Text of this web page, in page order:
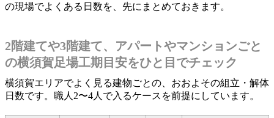
の現場でよくある日数を、先にまとめておきます。
2階建てや3階建て、アパートやマンションごと
の横須賀足場工期目安をひと目でチェック
横須賀エリアでよく見る建物ごとの、おおよその組立・解体
日数です。職人2〜4人で入るケースを前提にしています。